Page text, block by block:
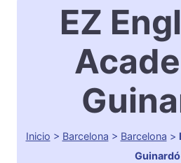
EZ
Inicio > Barcelona > Barcelona >
Guinardó